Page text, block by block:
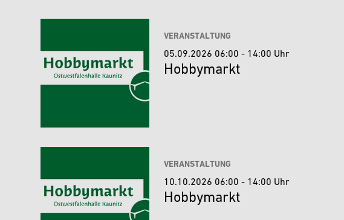
VERANSTALTUNG
05.09.2026 06:00 - 14:00 Uhr
Hobbymarkt
VERANSTALTUNG
10.10.2026 06:00 - 14:00 Uhr
Hobbymarkt